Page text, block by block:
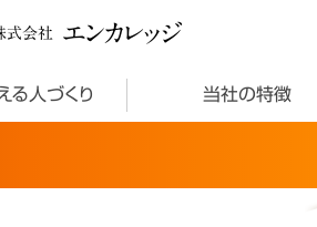
式会社エンカレッジ
る人づくり 当社の特徴